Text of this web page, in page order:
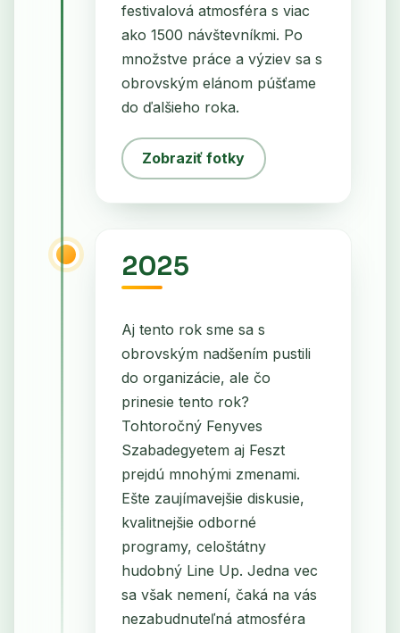
festivalová atmosféra s viac
ako 1500 návštevníkmi. Po
množstve práce a výziev sa s
obrovským elánom púšťame
do ďalšieho roka.
Zobraziť fotky
2025
Aj tento rok sme sa s
obrovským nadšením pustili
do organizácie, ale čo
prinesie tento rok?
Tohtoročný Fenyves
Szabadegyetem aj Feszt
prejdú mnohými zmenami.
Ešte zaujímavejšie diskusie,
kvalitnejšie odborné
programy, celoštátny
hudobný Line Up. Jedna vec
sa však nemení, čaká na vás
nezabudnuteľná atmosféra